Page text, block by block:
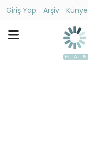
Giriş Yap Arşiv
Künye